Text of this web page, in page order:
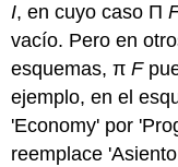
I, en cuyo caso Π
vacío. Pero en
esquemas, πF
ejemplo, en el
'Economy' por
reemplace